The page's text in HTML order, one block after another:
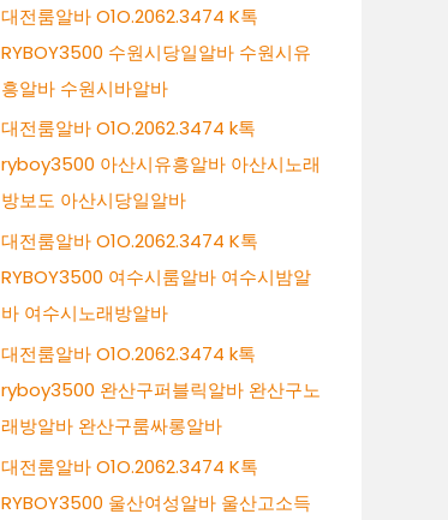
대전룸알바 O1O.2062.3474 K톡
RYBOY3500 수원시당일알바 수원시유
흥알바 수원시바알바
대전룸알바 O1O.2062.3474 k톡
ryboy3500 아산시유흥알바 아산시노래
방보도 아산시당일알바
대전룸알바 O1O.2062.3474 K톡
RYBOY3500 여수시룸알바 여수시밤알
바 여수시노래방알바
대전룸알바 O1O.2062.3474 k톡
ryboy3500 완산구퍼블릭알바 완산구노
래방알바 완산구룸싸롱알바
대전룸알바 O1O.2062.3474 K톡
RYBOY3500 울산여성알바 울산고소득